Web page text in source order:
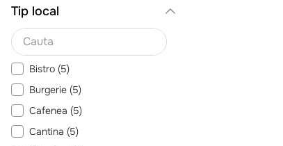
Tip local
Bistro (5)
Burgerie (5)
Cafenea (5)
Cantina (5)